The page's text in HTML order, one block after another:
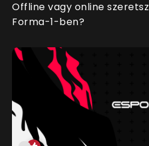
Offline vagy online
Forma-1-ben?